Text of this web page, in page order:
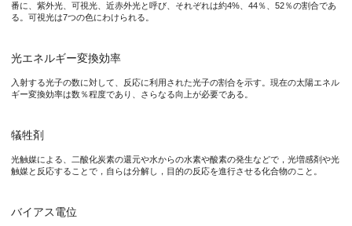
特記事項
タイトル：“ Z-Scheme Photocatalytic Overall Pure-Water
著者名：Mingshan Zhu, Zhichao Sun, Mamoru Fujitsuka, and
研究者のコメント
番に、紫外光、可視光、近赤外光と呼び、それぞれは約4%、44％、52％の割合であ
る。可視光は7つの色にわけられる。
光エネルギー変換効率
入射する光子の数に対して、反応に利用された光子の割合を示す。現在の太陽エネル
ギー変換効率は数％程度であり、さらなる向上が必要である。
犠牲剤
光触媒による、二酸化炭素の還元や水からの水素や酸素の発生などで，光増感剤や光
触媒と反応することで，自らは分解し，目的の反応を進行させる化合物のこと。
バイアス電位